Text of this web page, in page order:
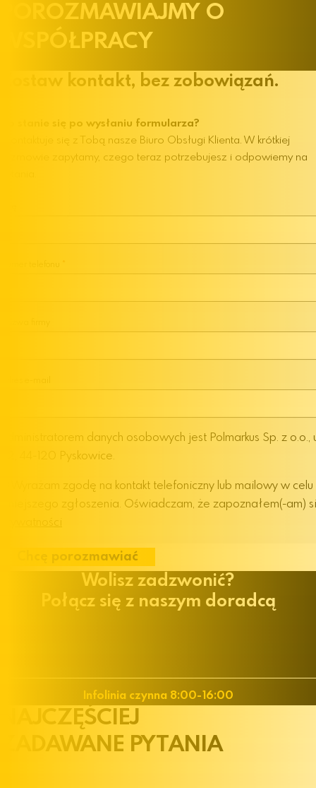
POROZMAWIAJMY O
WSPÓŁPRACY
Zostaw kontakt, bez zobowiązań.
Co stanie się po wysłaniu formularza?
Skontaktuje się z Tobą nasze Biuro Obsługi Klienta. W krótkiej
rozmowie zapytamy, czego teraz potrzebujesz i odpowiemy na
Administratorem danych osobowych jest Polmarkus Sp. z o.o.,
62, 44-120 Pyskowice.
Wyrażam zgodę na kontakt telefoniczny lub mailowy w celu
niniejszego zgłoszenia. Oświadczam, że zapoznałem(-am)
Chcę porozmawiać
Wolisz zadzwonić?
Połącz się z naszym doradcą
Infolinia czynna 8:00-16:00
NAJCZĘŚCIEJ
ZADAWANE PYTANIA